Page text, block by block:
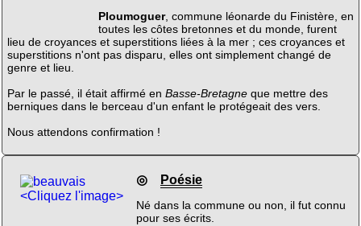
Ploumoguer, commune léonarde du Finistère, en
toutes les côtes bretonnes et du monde, furent
lieu de croyances et superstitions liées à la mer ; ces croyances et
superstitions n'ont pas disparu, elles ont simplement changé de
genre et lieu.
Par le passé, il était affirmé en Basse-Bretagneque mettre des
berniques dans le berceau d'un enfant le protégeait des vers.
Nous attendons confirmation !
<Cliquez l'image>
◎ Poésie
Né dans la commune ou non, il fut connu
pour ses écrits.